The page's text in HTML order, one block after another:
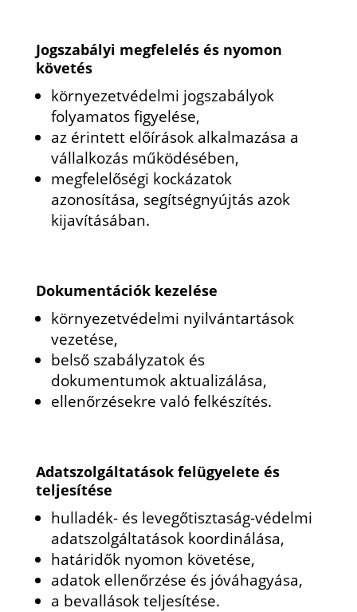
Jogszabályi megfelelés és nyomon
követés
környezetvédelmi jogszabályok
folyamatos figyelése,
az érintett előírások alkalmazása a
vállalkozás működésében,
megfelelőségi kockázatok
azonosítása, segítségnyújtás azok
kijavításában.
Dokumentációk kezelése
környezetvédelmi nyilvántartások
vezetése,
belső szabályzatok és
dokumentumok aktualizálása,
ellenőrzésekre való felkészítés.
Adatszolgáltatások felügyelete és
teljesítése
hulladék- és levegőtisztaság-védelmi
adatszolgáltatások koordinálása,
határidők nyomon követése,
adatok ellenőrzése és jóváhagyása,
a bevallások teljesítése.